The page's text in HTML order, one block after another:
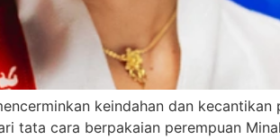
keindahan dan
tata cara berpakaian perempuan